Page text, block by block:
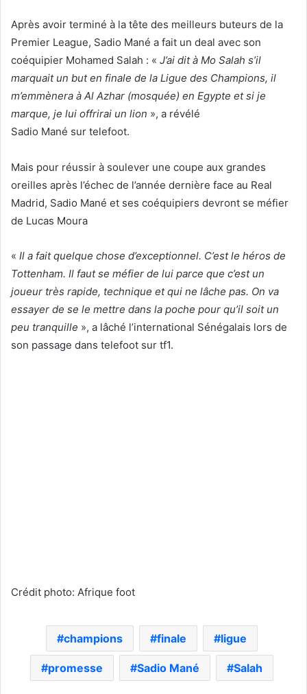
Après avoir terminé à la tête des meilleurs buteurs de la
Premier League, Sadio Mané a fait un deal avec son
coéquipier Mohamed Salah : « J’ai dit à Mo Salah s’il
marquait un but en finale de la Ligue des Champions, il
m’emmènera à Al Azhar (mosquée) en Egypte et si je
marque, je lui offrirai un lion », a révélé
Sadio Mané sur telefoot.
Mais pour réussir à soulever une coupe aux grandes
oreilles après l’échec de l’année dernière face au Real
Madrid, Sadio Mané et ses coéquipiers devront se méfier
de Lucas Moura
« Il a fait quelque chose d’exceptionnel. C’est le héros de
Tottenham. Il faut se méfier de lui parce que c’est un
joueur très rapide, technique et qui ne lâche pas. On va
essayer de se le mettre dans la poche pour qu’il soit un
peu tranquille », a lâché l’international Sénégalais lors de
son passage dans telefoot sur tf1.
Crédit photo: Afrique foot
champions finale ligue
promesse Sadio Mané Salah